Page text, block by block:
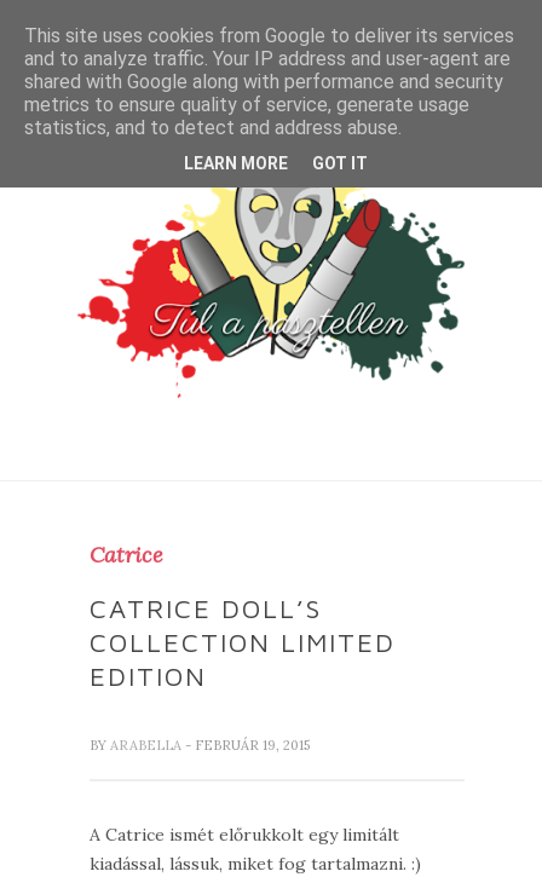
Catrice
CATRICE DOLL’S
COLLECTION LIMITED
EDITION
BY ARABELLA - FEBRUÁR 19, 2015
A Catrice ismét előrukkolt egy limitált
kiadással, lássuk, miket fog tartalmazni. :)
This site uses cookies from Google to deliver its services
and to analyze traffic. Your IP address and user-agent are
shared with Google along with performance and security
metrics to ensure quality of service, generate usage
statistics, and to detect and address abuse.
LEARN MORE GOT IT